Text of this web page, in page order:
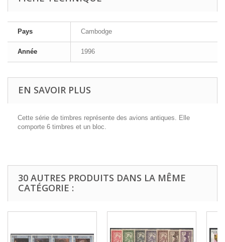
Pays Cambodge
Année 1996
EN SAVOIR PLUS
Cette série de timbres représente des avions antiques. Elle
comporte 6 timbres et un bloc.
30 AUTRES PRODUITS DANS LA MÊME
CATÉGORIE :